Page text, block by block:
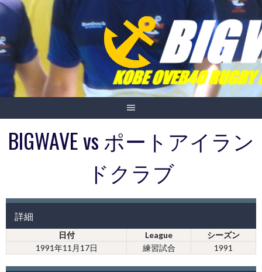
Skip
content
BIGWAVE vs ポートアイラン
ドクラブ
詳細
日付 League
シーズン
1991年11月17日
練習試合 1991